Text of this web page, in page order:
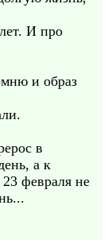
И про
и образ
в
а к
февраля не